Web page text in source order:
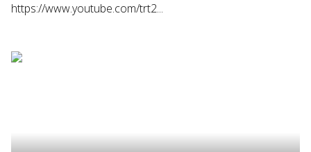
https://www.youtube.com/trt2...